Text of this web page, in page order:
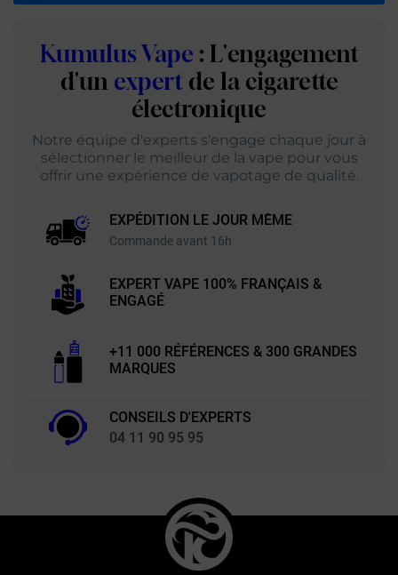
Kumulus Vape : L'engagement
d'un expert de la cigarette
électronique
Notre équipe d'experts s'engage chaque jour à
sélectionner le meilleur de la vape pour vous
offrir une expérience de vapotage de qualité.
EXPÉDITION LE JOUR MÊME
Commande avant 16h
EXPERT VAPE 100% FRANÇAIS &
ENGAGÉ
+11 000 RÉFÉRENCES & 300 GRANDES
MARQUES
CONSEILS D'EXPERTS
04 11 90 95 95